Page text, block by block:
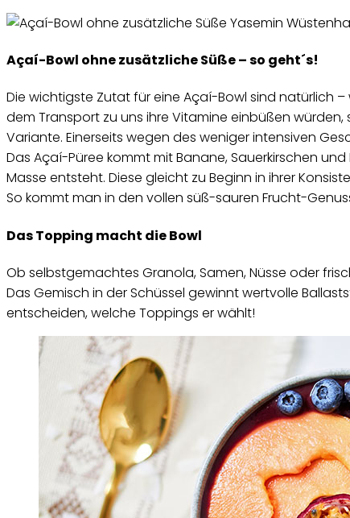
Açaí-Bowl ohne zusätzliche Süße – so geht´s!
Die wichtigste Zutat für eine Açaí-Bowl sind natürlich
dem Transport zu uns ihre Vitamine einbüßen würden,
Variante. Einerseits wegen des weniger intensiven
Das Açaí-Püree kommt mit Banane, Sauerkirschen
Masse entsteht. Diese gleicht zu Beginn in ihrer
So kommt man in den vollen süß-sauren Frucht-
Das Topping macht die Bowl
Ob selbstgemachtes Granola, Samen, Nüsse oder
Das Gemisch in der Schüssel gewinnt wertvolle
entscheiden, welche Toppings er wählt!